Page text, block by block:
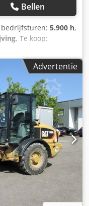
Bellen
bedrijfsturen: 5.900 h,
, Te koop:
Ik bied hierbij
D6 LGP te koop
technische en
gegevens:
ca. 5900 *
* Vermogen:
ton (afhankelijk van
voor lage
verwarming en
nauwkeurig
functioneel *
werkt perfect
bekende
grondwerk,
andere
Advertentie